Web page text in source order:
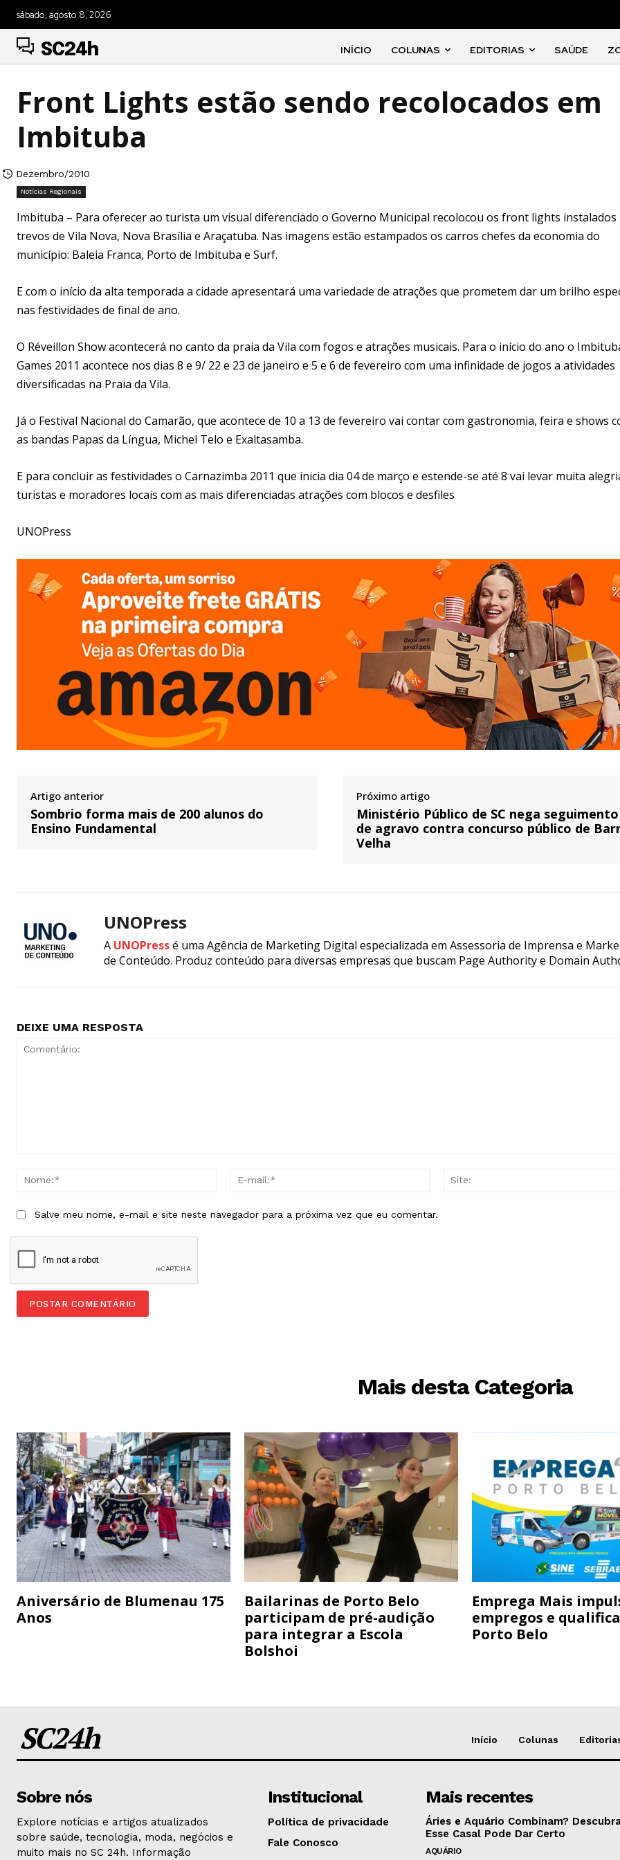
sábado, agosto 8, 2026
SC24h INÍCIO COLUNAS EDITORIAS SAÚDE
Front Lights estão sendo recolocados em
Imbituba
Dezembro/2010
Notícias Regionais
Imbituba – Para oferecer ao turista um visual diferenciado o Governo Municipal recolocou os front lights instalados
trevos de Vila Nova, Nova Brasília e Araçatuba. Nas imagens estão estampados os carros chefes da economia do
município: Baleia Franca, Porto de Imbituba e Surf.
E com o início da alta temporada a cidade apresentará uma variedade de atrações que prometem dar um brilho
nas festividades de final de ano.
O Réveillon Show acontecerá no canto da praia da Vila com fogos e atrações musicais. Para o início do ano o
Games 2011 acontece nos dias 8 e 9/ 22 e 23 de janeiro e 5 e 6 de fevereiro com uma infinidade de jogos a atividades
diversificadas na Praia da Vila.
Já o Festival Nacional do Camarão, que acontece de 10 a 13 de fevereiro vai contar com gastronomia, feira e shows
as bandas Papas da Língua, Michel Telo e Exaltasamba.
E para concluir as festividades o Carnazimba 2011 que inicia dia 04 de março e estende-se até 8 vai levar muita
turistas e moradores locais com as mais diferenciadas atrações com blocos e desfiles
UNOPress
Artigo anterior
Sombrio forma mais de 200 alunos do
Ensino Fundamental
Próximo artigo
Ministério Público de SC nega seguimento
de agravo contra concurso público de
Velha
UNOPress
A UNOPressé uma Agência de Marketing Digital especializada em Assessoria de Imprensa e
de Conteúdo. Produz conteúdo para diversas empresas que buscam Page Authority e Domain
DEIXE UMA RESPOSTA
Nome:*
Salve meu nome, e-mail e site neste navegador para a próxima vez que eu comentar.
Mais desta Categoria
Aniversário de Blumenau 175
Anos
Bailarinas de Porto Belo
participam de pré-audição
para integrar a Escola
Bolshoi
Emprega Mais
empregos e
Porto Belo
SC24h Início Colunas
Sobre nós
Explore notícias e artigos atualizados
sobre saúde, tecnologia, moda, negócios e
muito mais no SC 24h. Informação
Institucional
Política de privacidade
Fale Conosco
Mais recentes
Áries e Aquário Combinam?
Esse Casal Pode Dar Certo
AQUÁRIO